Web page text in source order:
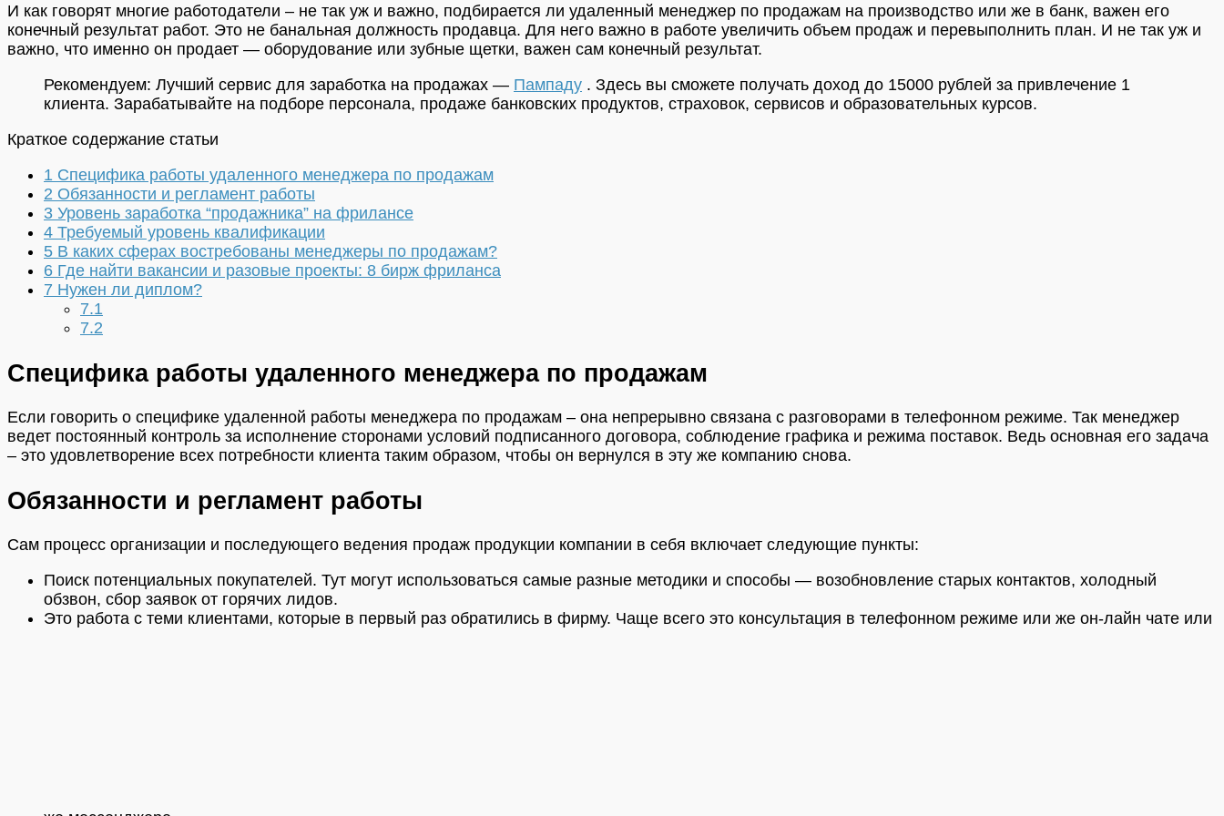
И как говорят многие работодатели – не так уж и важно, подбирается ли удаленный менеджер по продажам на производство или же в банк, важен его
конечный результат работ. Это не банальная должность продавца. Для него важно в работе увеличить объем продаж и перевыполнить план. И не так уж и
важно, что именно он продает — оборудование или зубные щетки, важен сам конечный результат.
Рекомендуем: Лучший сервис для заработка на продажах — Пампаду . Здесь вы сможете получать доход до 15000 рублей за привлечение 1
клиента. Зарабатывайте на подборе персонала, продаже банковских продуктов, страховок, сервисов и образовательных курсов.
Краткое содержание статьи
1 Специфика работы удаленного менеджера по продажам
2 Обязанности и регламент работы
3 Уровень заработка “продажника” на фрилансе
4 Требуемый уровень квалификации
5 В каких сферах востребованы менеджеры по продажам?
6 Где найти вакансии и разовые проекты: 8 бирж фриланса
7 Нужен ли диплом?
7.1
7.2
Специфика работы удаленного менеджера по продажам
Если говорить о специфике удаленной работы менеджера по продажам – она непрерывно связана с разговорами в телефонном режиме. Так менеджер
ведет постоянный контроль за исполнение сторонами условий подписанного договора, соблюдение графика и режима поставок. Ведь основная его задача
– это удовлетворение всех потребности клиента таким образом, чтобы он вернулся в эту же компанию снова.
Обязанности и регламент работы
Сам процесс организации и последующего ведения продаж продукции компании в себя включает следующие пункты:
Поиск потенциальных покупателей. Тут могут использоваться самые разные методики и способы — возобновление старых контактов, холодный
обзвон, сбор заявок от горячих лидов.
Это работа с теми клиентами, которые в первый раз обратились в фирму. Чаще всего это консультация в телефонном режиме или же он-лайн чате или